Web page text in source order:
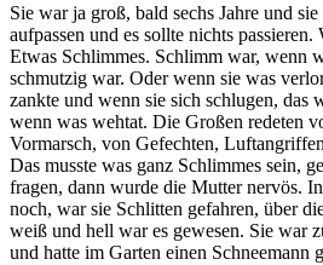
Sie war ja groß, bald sechs Jahre und
aufpassen und es sollte nichts passieren.
Etwas Schlimmes. Schlimm war, wenn
schmutzig war. Oder wenn sie was
zankte und wenn sie sich schlugen, das
wenn was wehtat. Die Großen redeten
Vormarsch, von Gefechten,
Das musste was ganz Schlimmes sein,
fragen, dann wurde die Mutter nervös.
noch, war sie Schlitten gefahren, über
weiß und hell war es gewesen. Sie war
und hatte im Garten einen Schneemann